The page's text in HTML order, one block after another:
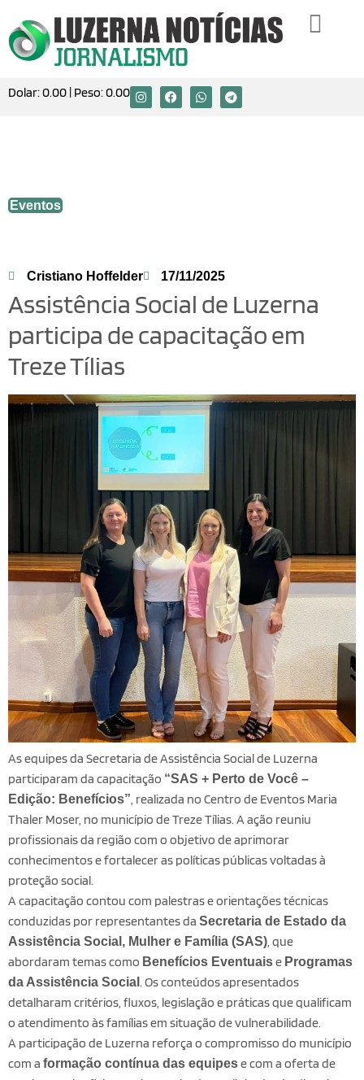
Dolar:0.00 | Peso:0.00
Eventos
Cristiano Hoffelder 17/11/2025
Assistência Social de Luzerna
participa de capacitação em
Treze Tílias
As equipes da Secretaria de Assistência Social de Luzerna
participaram da capacitação “SAS + Perto de Você –
Edição: Benefícios” , realizada no Centro de Eventos Maria
Thaler Moser, no município de Treze Tílias. A ação reuniu
profissionais da região com o objetivo de aprimorar
conhecimentos e fortalecer as políticas públicas voltadas à
proteção social.
A capacitação contou com palestras e orientações técnicas
conduzidas por representantes da Secretaria de Estado da
Assistência Social, Mulher e Família (SAS) , que
abordaram temas como Benefícios Eventuaise Programas
da Assistência Social . Os conteúdos apresentados
detalharam critérios, fluxos, legislação e práticas que qualificam
o atendimento às famílias em situação de vulnerabilidade.
A participação de Luzerna reforça o compromisso do município
com a formação contínua das equipese com a oferta de